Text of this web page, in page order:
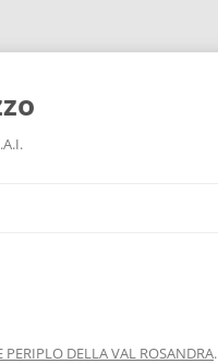
PERIPLO DELLA VAL ROSANDRA.